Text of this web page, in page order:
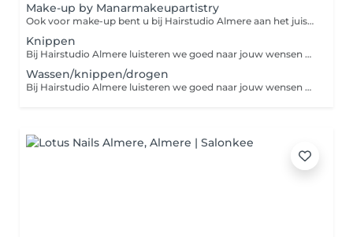
Make-up by Manarmakeupartistry
Ook voor make-up bent u bij Hairstudio Almere aan het juiste adres. Wij werken samen met een ervaren make-up artist (@manarmakeupartistry). De genoemde prijzen zijn vanaf-prijzen en de uiteindelijke prijs wordt altijd samen afgestemd zodat deze volledig past bij uw wensen. Er zal voorafgaand aan de afspraak contact met u worden opgenomen. Let op! Deze afspraak kan enkel 24 uur van tevoren worden geboekt. Gaat het om een last minute boeking? Dan verzoeken wij u contact op te nemen met de make-up artist via onze website.
Knippen
Bij Hairstudio Almere luisteren we goed naar jouw wensen en geven persoonlijk en deskundig advies. We houden rekening met je gezichtsvorm, haartype en uitstraling, zodat we samen de perfecte shape creëren. Daarnaast geven onze haarexperts advies over een goede thuisverzorging.
Wassen/knippen/drogen
Bij Hairstudio Almere luisteren we goed naar jouw wensen en geven persoonlijk en deskundig advies. We houden rekening met je gezichtsvorm, haartype en uitstraling, zodat we samen de perfecte shape creëren. Daarnaast geven onze haarexperts advies over een goede thuisverzorging. Bij haarlengtes vanaf 45 cm wordt in de salon een toeslag gerekend.